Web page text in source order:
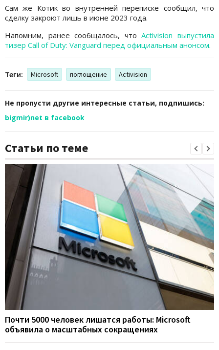
Сам же Котик во внутренней переписке сообщил, что
сделку закроют лишь в июне 2023 года.
Напомним, ранее сообщалось, чтоActivision выпустила
тизер Call of Duty: Vanguard перед официальным анонсом.
Теги: Microsoft поглощение Activision
Не пропусти другие интересные статьи, подпишись:
bigmir)net в facebook
Статьи по теме
Почти 5000 человек лишатся работы: Microsoft
объявила о масштабных сокращениях